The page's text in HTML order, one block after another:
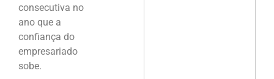
consecutiva no
ano que a
confiança do
empresariado
sobe.